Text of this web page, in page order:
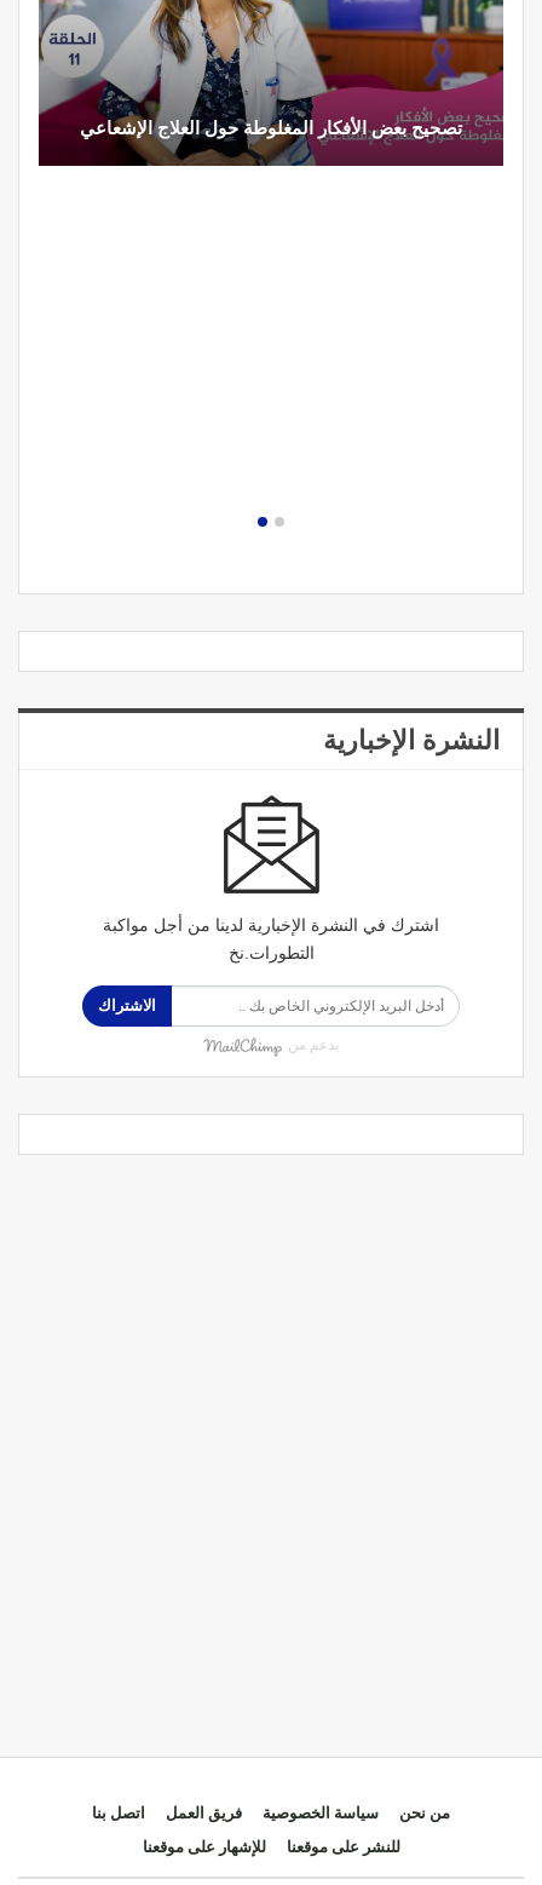
تحذير من تناول المحليات الصناعية.. ترفع شعور القلق
النشرة الإخبارية
اشترك في النشرة الإخبارية لدينا من أجل مواكبة
التطورات.نخ
الاشتراك
بدعم من
من نحن سياسة الخصوصية فريق العمل
اتصل بنا
للنشر على موقعنا
للإشهار على موقعنا